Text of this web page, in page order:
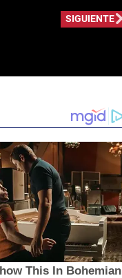
SIGUIENTE
This In Bohemian